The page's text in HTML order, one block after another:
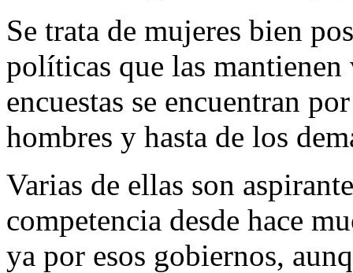
Se trata de mujeres bien
políticas que las
encuestas se encuentran
hombres y hasta de los
Varias de ellas son
competencia desde hace
ya por esos gobiernos,